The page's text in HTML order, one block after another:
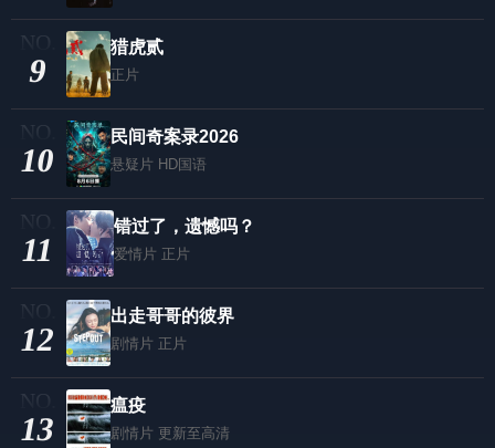
9
猎虎贰
正片
10
民间奇案录2026
悬疑片 HD国语
11
错过了，遗憾吗？
爱情片 正片
12
出走哥哥的彼界
剧情片 正片
13
瘟疫
剧情片 更新至高清